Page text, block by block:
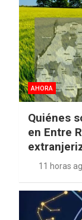
AHORA
Quiénes
en Entre
11 horas